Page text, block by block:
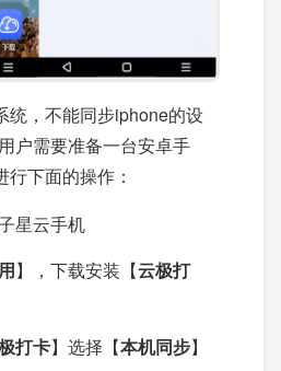
统，不能同步iphone的设
户需要准备一台安卓手
下面的操作：
星云手机
】，下载安装【云极打
打卡】选择【本机同步】